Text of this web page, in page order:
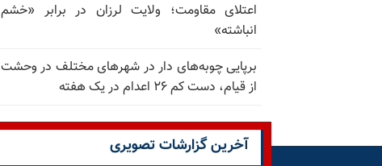
اعتلای مقاومت؛ ولایت لرزان در برابر «خشم
انباشته»
برپایی چوبه‌های دار در شهرهای مختلف در وحشت
از قیام، دست کم ۲۶ اعدام در یک هفته
آخرین گزارشات تصویری